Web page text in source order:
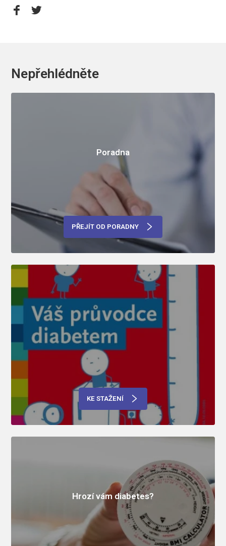
Nepřehlédněte
Poradna
PŘEJÍT OD PORADNY
KE STAŽENÍ
Hrozí vám diabetes?